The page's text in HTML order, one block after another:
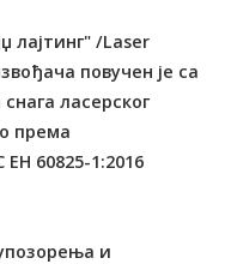
лајтинг" /Laser
повучен је са
ласерског
према
60825-1:2016
и